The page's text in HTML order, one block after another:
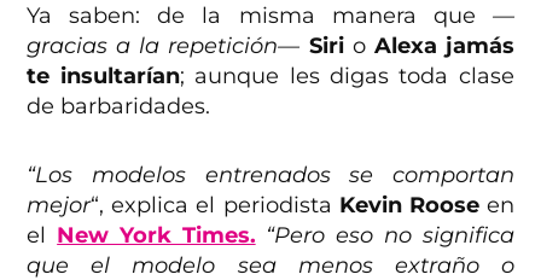
Ya saben: de la misma manera que —
gracias a la repetición— Siri o Alexa jamás
te insultarían; aunque les digas toda clase
de barbaridades.
“Los modelos entrenados se comportan
mejor“, explica el periodista Kevin Rooseen
el New York Times. “Pero eso no significa
que el modelo sea menos extraño o